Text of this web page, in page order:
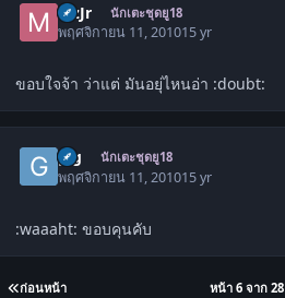
MzJr นักเตะชุดยู18
พฤศจิกายน 11, 201015 yr
ขอบใจจ้า ว่าแต่ มันอยุ่ไหนอ่า :doubt:
gig นักเตะชุดยู18
พฤศจิกายน 11, 201015 yr
:waaaht: ขอบคุนคับ
ก่อนหน้า หน้า 6 จาก 28